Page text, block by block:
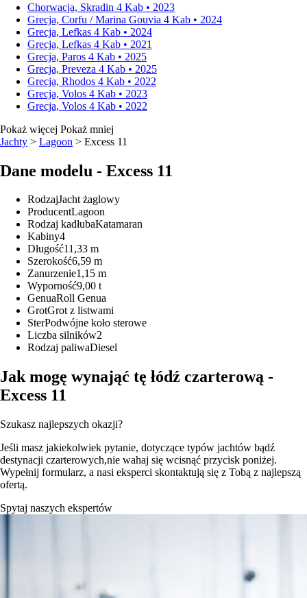
Chorwacja, Skradin 4 Kab • 2023
Grecja, Corfu / Marina Gouvia 4 Kab • 2024
Grecja, Lefkas 4 Kab • 2024
Grecja, Lefkas 4 Kab • 2021
Grecja, Paros 4 Kab • 2025
Grecja, Preveza 4 Kab • 2025
Grecja, Rhodos 4 Kab • 2022
Grecja, Volos 4 Kab • 2023
Grecja, Volos 4 Kab • 2022
Pokaż więcej Pokaż mniej
Jachty > Lagoon > Excess 11
Dane modelu - Excess 11
RodzajJacht żaglowy
ProducentLagoon
Rodzaj kadłubaKatamaran
Kabiny4
Długość11,33 m
Szerokość6,59 m
Zanurzenie1,15 m
Wyporność9,00 t
GenuaRoll Genua
GrotGrot z listwami
SterPodwójne koło sterowe
Liczba silników2
Rodzaj paliwaDiesel
Jak mogę wynająć tę łódź czarterową -
Excess 11
Szukasz najlepszych okazji?
Jeśli masz jakiekolwiek pytanie, dotyczące typów jachtów bądź
destynacji czarterowych,nie wahaj się wcisnąć przycisk poniżej.
Wypełnij formularz, a nasi eksperci skontaktują się z Tobą z najlepszą
ofertą.
Spytaj naszych ekspertów